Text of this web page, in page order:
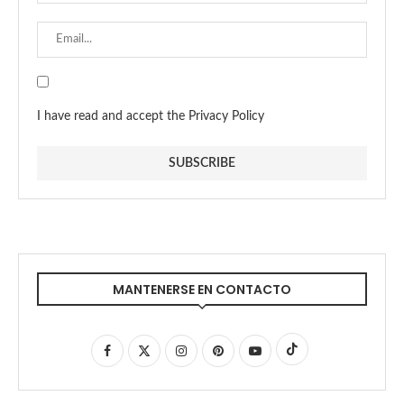
I have read and accept the Privacy Policy
MANTENERSE EN CONTACTO